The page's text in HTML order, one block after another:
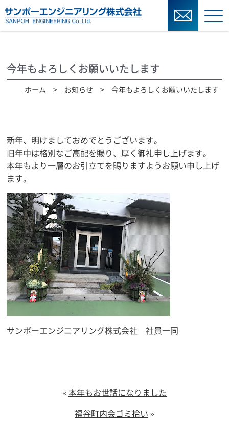
今年もよろしくお願いいたします
ホーム > お知らせ > 今年もよろしくお願いいたします
新年、明けましておめでとうございます。
旧年中は格別なご高配を賜り、厚く御礼申し上げます。
本年もより一層のお引立てを賜りますようお願い申し上げ
ます。
サンポーエンジニアリング株式会社 社員一同
« 本年もお世話になりました
福谷町内会ゴミ拾い »